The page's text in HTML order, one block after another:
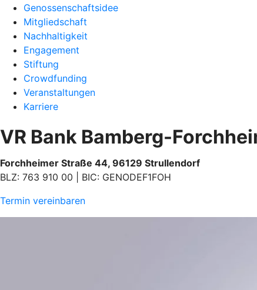
Genossenschaftsidee
Mitgliedschaft
Nachhaltigkeit
Engagement
Stiftung
Crowdfunding
Veranstaltungen
Karriere
VR Bank Bamberg-
Forchheimer Straße 44, 96129 Strullendorf
BLZ: 763 910 00 | BIC: GENODEF1FOH
Termin vereinbaren